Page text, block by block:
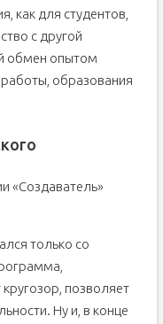
как для студентов,
с другой
обмен опытом
образования
«Создаватель»
только со
позволяет
Ну и, в конце